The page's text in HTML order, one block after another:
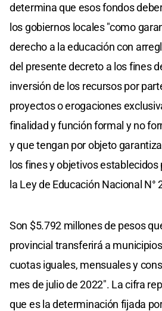
determina que esos fondos
los gobiernos locales "como
derecho a la educación con
del presente decreto a los fines
inversión de los recursos por
proyectos o erogaciones
finalidad y función formal y no
y que tengan por objeto
los fines y objetivos establecidos
la Ley de Educación Nacional N°
Son $5.792 millones de pesos
provincial transferirá a
cuotas iguales, mensuales y
mes de julio de 2022". La cifra
que es la determinación fijada